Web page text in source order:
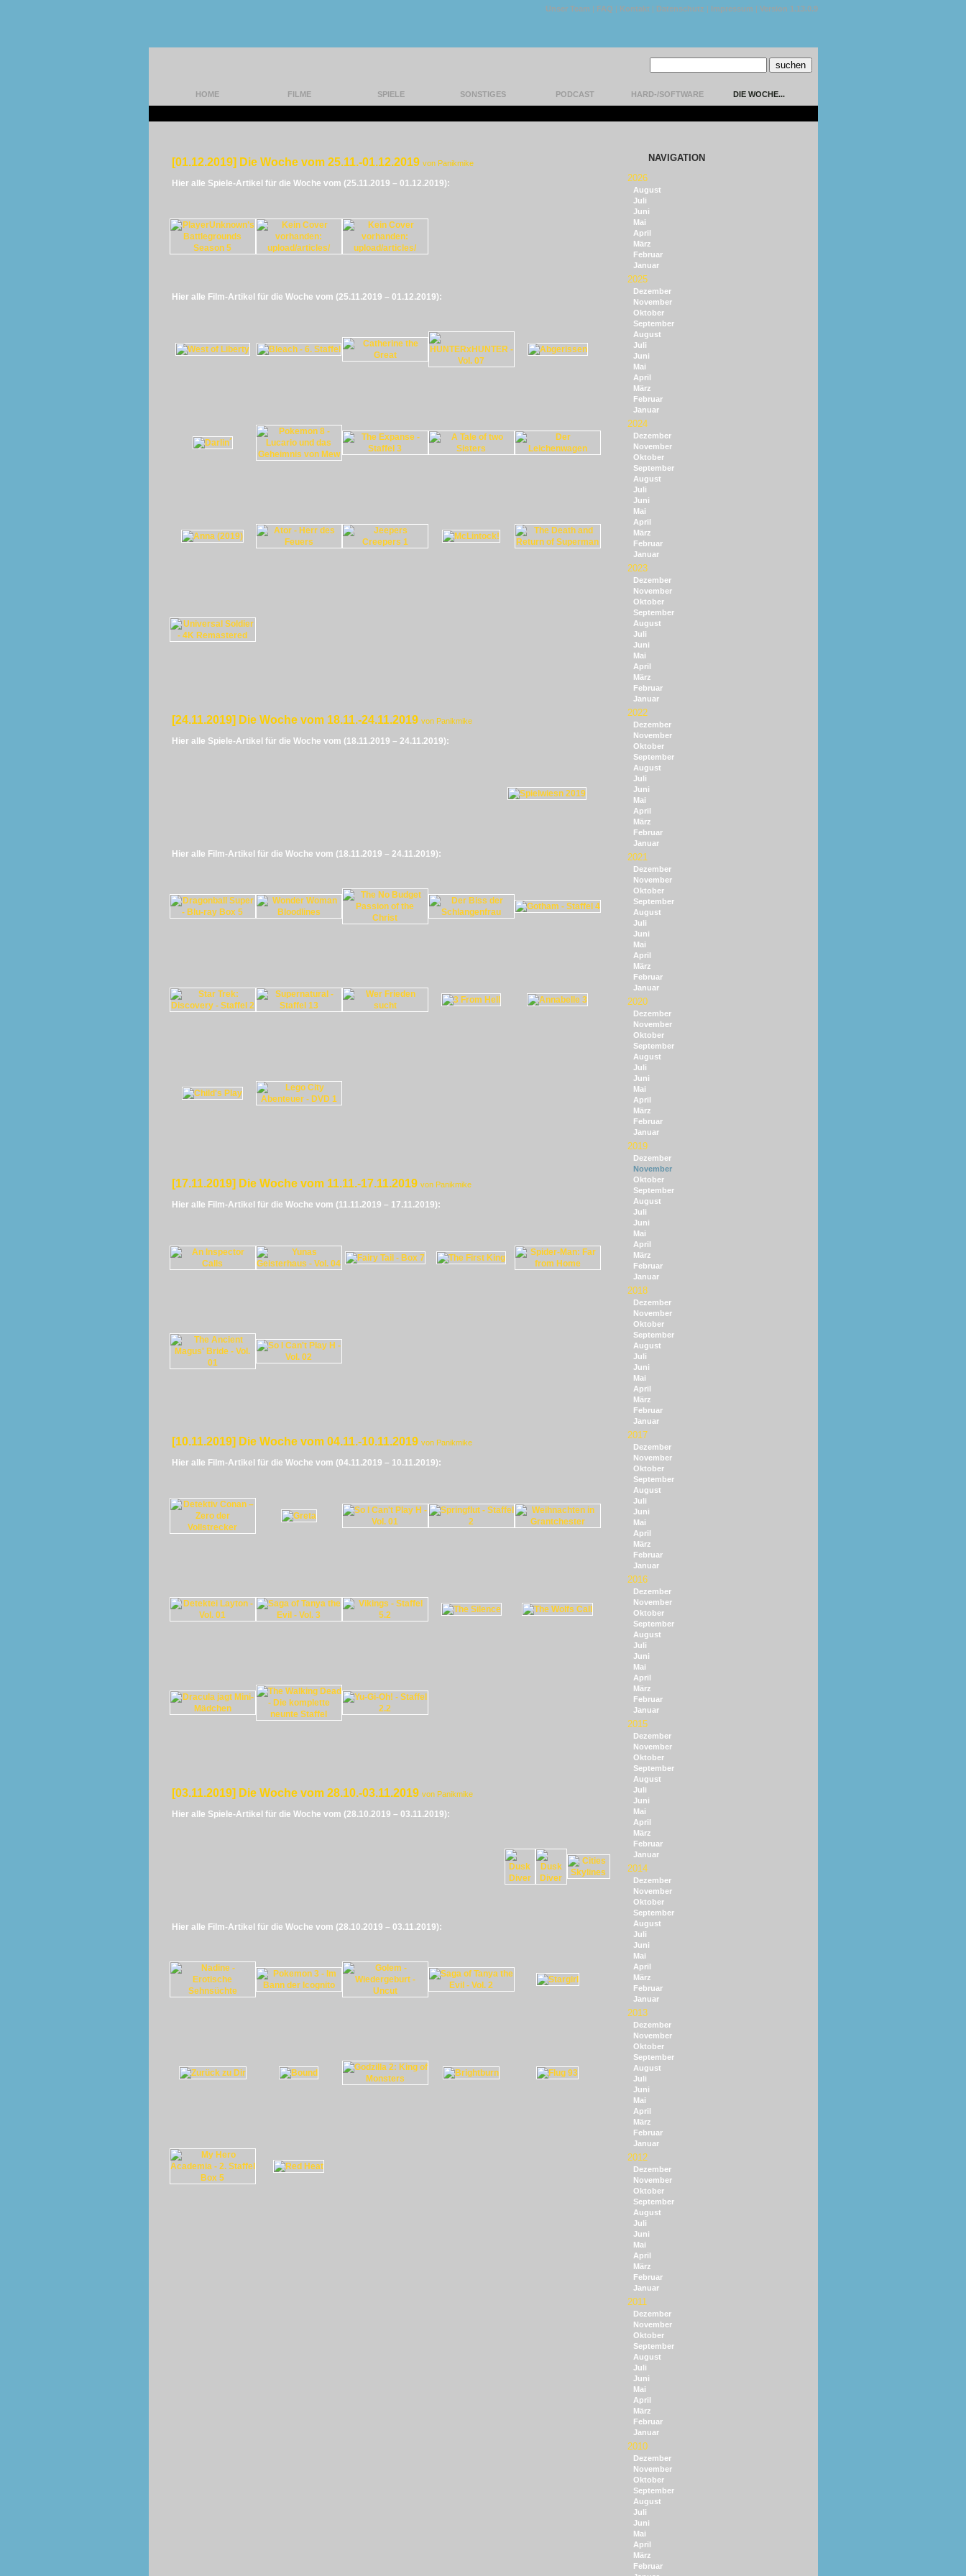
Unser Team | FAQ | Kontakt | Datenschutz | Impressum | Version 1.13.0.9
HOME FILME SPIELE SONSTIGES PODCAST HARD-/SOFTWARE DIE WOCHE...
[01.12.2019] Die Woche vom 25.11.-01.12.2019 von Panikmike
Hier alle Spiele-Artikel für die Woche vom (25.11.2019 – 01.12.2019):
Hier alle Film-Artikel für die Woche vom (25.11.2019 – 01.12.2019):
[24.11.2019] Die Woche vom 18.11.-24.11.2019 von Panikmike
Hier alle Spiele-Artikel für die Woche vom (18.11.2019 – 24.11.2019):
Hier alle Film-Artikel für die Woche vom (18.11.2019 – 24.11.2019):
[17.11.2019] Die Woche vom 11.11.-17.11.2019 von Panikmike
Hier alle Film-Artikel für die Woche vom (11.11.2019 – 17.11.2019):
[10.11.2019] Die Woche vom 04.11.-10.11.2019 von Panikmike
Hier alle Film-Artikel für die Woche vom (04.11.2019 – 10.11.2019):
[03.11.2019] Die Woche vom 28.10.-03.11.2019 von Panikmike
Hier alle Spiele-Artikel für die Woche vom (28.10.2019 – 03.11.2019):
Hier alle Film-Artikel für die Woche vom (28.10.2019 – 03.11.2019):
NAVIGATION
2026
August
Juli
Juni
Mai
April
März
Februar
Januar
2025
Dezember
November
Oktober
September
August
Juli
Juni
Mai
April
März
Februar
Januar
2024
Dezember
November
Oktober
September
August
Juli
Juni
Mai
April
März
Februar
Januar
2023
Dezember
November
Oktober
September
August
Juli
Juni
Mai
April
März
Februar
Januar
2022
Dezember
November
Oktober
September
August
Juli
Juni
Mai
April
März
Februar
Januar
2021
Dezember
November
Oktober
September
August
Juli
Juni
Mai
April
März
Februar
Januar
2020
Dezember
November
Oktober
September
August
Juli
Juni
Mai
April
März
Februar
Januar
2019
Dezember
November
Oktober
September
August
Juli
Juni
Mai
April
März
Februar
Januar
2018
Dezember
November
Oktober
September
August
Juli
Juni
Mai
April
März
Februar
Januar
2017
Dezember
November
Oktober
September
August
Juli
Juni
Mai
April
März
Februar
Januar
2016
Dezember
November
Oktober
September
August
Juli
Juni
Mai
April
März
Februar
Januar
2015
Dezember
November
Oktober
September
August
Juli
Juni
Mai
April
März
Februar
Januar
2014
Dezember
November
Oktober
September
August
Juli
Juni
Mai
April
März
Februar
Januar
2013
Dezember
November
Oktober
September
August
Juli
Juni
Mai
April
März
Februar
Januar
2012
Dezember
November
Oktober
September
August
Juli
Juni
Mai
April
März
Februar
Januar
2011
Dezember
November
Oktober
September
August
Juli
Juni
Mai
April
März
Februar
Januar
2010
Dezember
November
Oktober
September
August
Juli
Juni
Mai
April
März
Februar